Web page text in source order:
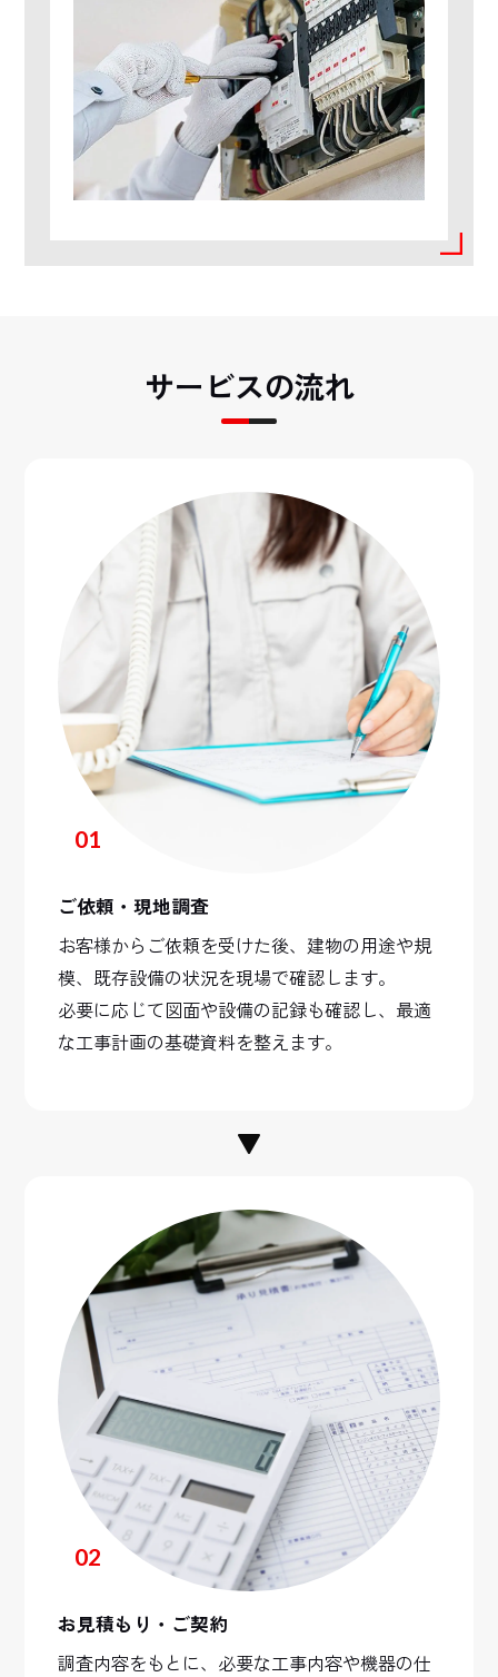
サービスの流れ
01
ご依頼・現地調査
お客様からご依頼を受けた後、建物の用途や規
模、既存設備の状況を現場で確認します。
必要に応じて図面や設備の記録も確認し、最適
な工事計画の基礎資料を整えます。
02
お見積もり・ご契約
調査内容をもとに、必要な工事内容や機器の仕